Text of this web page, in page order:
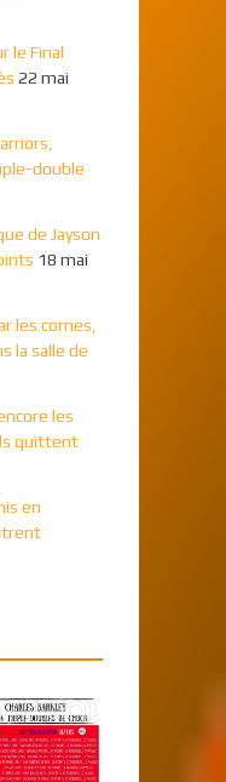
le Final
22 mai
double
de Jayson
18 mai
les cornes,
la salle de
les
quittent
en